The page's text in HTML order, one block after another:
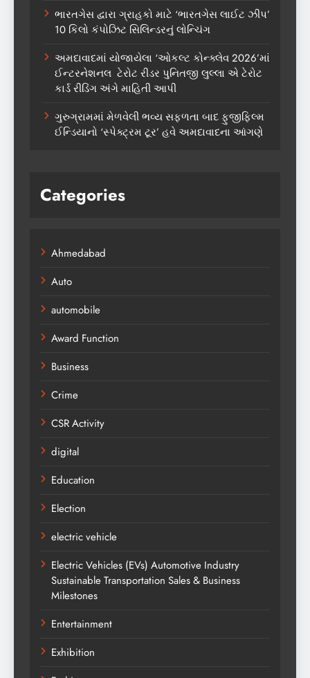
ભારતગેસ દ્વારા ગ્રાહકો માટે ‘ભારતગેસ લાઈટ ઝીપ’
10 કિલો કંપોઝિટ સિલિન્ડરનું લોન્ચિંગ
અમદાવાદમાં યોજાયેલા ‘ઓકલ્ટ કોન્ક્લેવ 2026’માં
ઈન્ટરનેશનલ ટેરોટ રીડર પુનિતજી લુલ્લા એ ટેરોટ
કાર્ડ રીડિંગ અંગે માહિતી આપી
ગુરુગ્રામમાં મેળવેલી ભવ્ય સફળતા બાદ ફુજીફિલ્મ
ઈન્ડિયાનો ‘સ્પેક્ટ્રમ ટૂર’ હવે અમદાવાદના આંગણે
Categories
Ahmedabad
Auto
automobile
Award Function
Business
Crime
CSR Activity
digital
Education
Election
electric vehicle
Electric Vehicles (EVs) Automotive Industry
Sustainable Transportation Sales & Business
Milestones
Entertainment
Exhibition